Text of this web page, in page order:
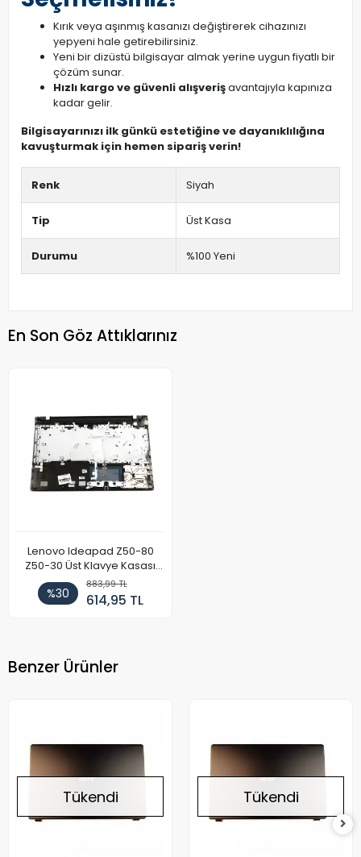
Kırık veya aşınmış kasanızı değiştirerek cihazınızı
yepyeni hale getirebilirsiniz.
Yeni bir dizüstü bilgisayar almak yerine uygun fiyatlı bir
çözüm sunar.
Hızlı kargo ve güvenli alışverişavantajıyla kapınıza
kadar gelir.
Bilgisayarınızı ilk günkü estetiğine ve dayanıklılığına
kavuşturmak için hemen sipariş verin!
Renk Siyah
Tip Üst Kasa
Durumu %100 Yeni
En Son Göz Attıklarınız
Lenovo Ideapad Z50-80
Z50-30 Üst Klavye Kasası
Gümüş
%30
883,99 TL
614,95 TL
Benzer Ürünler
Tükendi Tükendi